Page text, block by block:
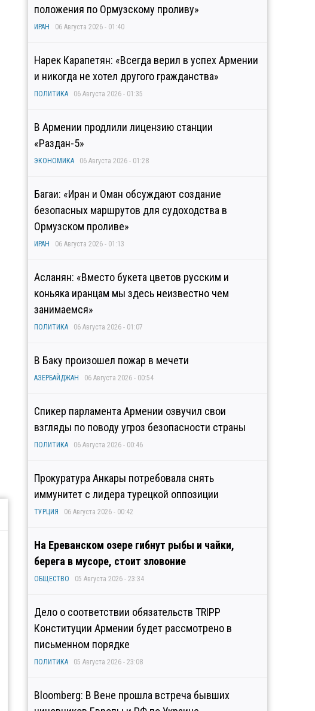
положения по Ормузскому проливу»
ИРАН 06 Августа 2026 - 01:40
Нарек Карапетян: «Всегда верил в успех Армении
и никогда не хотел другого гражданства»
ПОЛИТИКА 06 Августа 2026 - 01:35
В Армении продлили лицензию станции
«Раздан-5»
ЭКОНОМИКА 06 Августа 2026 - 01:28
Багаи: «Иран и Оман обсуждают создание
безопасных маршрутов для судоходства в
Ормузском проливе»
ИРАН 06 Августа 2026 - 01:13
Асланян: «Вместо букета цветов русским и
коньяка иранцам мы здесь неизвестно чем
занимаемся»
ПОЛИТИКА 06 Августа 2026 - 01:07
В Баку произошел пожар в мечети
АЗЕРБАЙДЖАН 06 Августа 2026 - 00:54
Спикер парламента Армении озвучил свои
взгляды по поводу угроз безопасности страны
ПОЛИТИКА 06 Августа 2026 - 00:46
Прокуратура Анкары потребовала снять
иммунитет с лидера турецкой оппозиции
ТУРЦИЯ 06 Августа 2026 - 00:42
На Ереванском озере гибнут рыбы и чайки,
берега в мусоре, стоит зловоние
ОБЩЕСТВО 05 Августа 2026 - 23:34
Дело о соответствии обязательств TRIPP
Конституции Армении будет рассмотрено в
письменном порядке
ПОЛИТИКА 05 Августа 2026 - 23:08
Bloomberg: В Вене прошла встреча бывших